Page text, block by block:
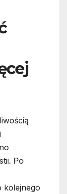
Po
kolejnego